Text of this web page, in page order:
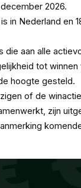
2026.
in Nederland en
aan alle
tot winnen
hoogte gesteld.
of de
zijn